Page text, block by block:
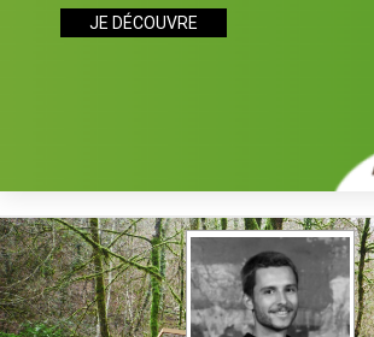
JE DÉCOUVRE